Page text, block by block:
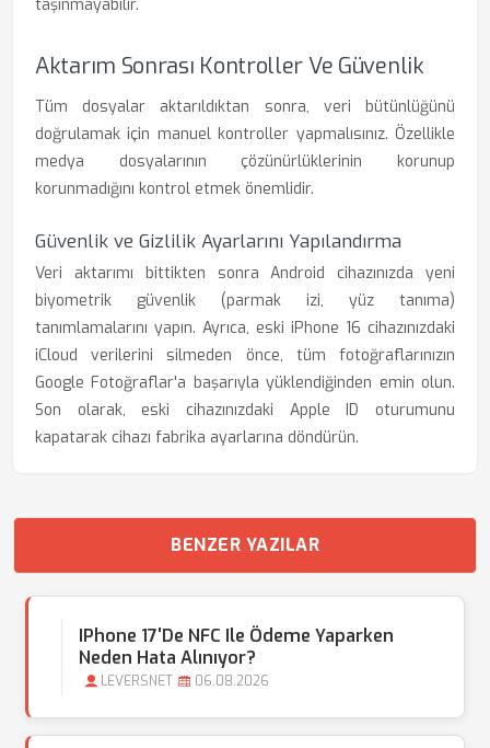
taşınmayabilir.
Aktarım Sonrası Kontroller Ve Güvenlik
Tüm dosyalar aktarıldıktan sonra, veri bütünlüğünü
doğrulamak için manuel kontroller yapmalısınız. Özellikle
medya dosyalarının çözünürlüklerinin korunup
korunmadığını kontrol etmek önemlidir.
Güvenlik ve Gizlilik Ayarlarını Yapılandırma
Veri aktarımı bittikten sonra Android cihazınızda yeni
biyometrik güvenlik (parmak izi, yüz tanıma)
tanımlamalarını yapın. Ayrıca, eski iPhone 16 cihazınızdaki
iCloud verilerini silmeden önce, tüm fotoğraflarınızın
Google Fotoğraflar'a başarıyla yüklendiğinden emin olun.
Son olarak, eski cihazınızdaki Apple ID oturumunu
kapatarak cihazı fabrika ayarlarına döndürün.
BENZER YAZILAR
IPhone 17'de NFC Ile Ödeme Yaparken
Neden Hata Alınıyor?
LEVERSNET 06.08.2026